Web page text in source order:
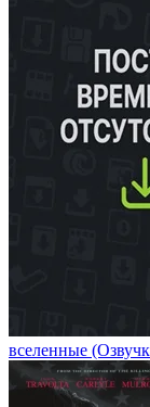
вселенные